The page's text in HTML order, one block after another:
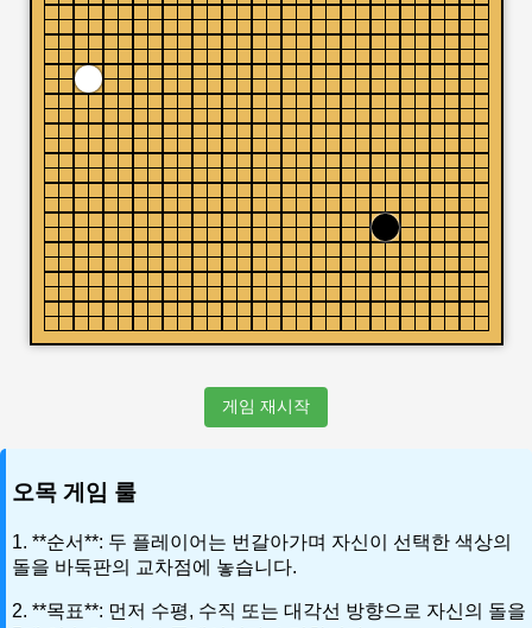
게임 재시작
오목 게임 룰
1. **순서**: 두 플레이어는 번갈아가며 자신이 선택한 색상의
돌을 바둑판의 교차점에 놓습니다.
2. **목표**: 먼저 수평, 수직 또는 대각선 방향으로 자신의 돌을